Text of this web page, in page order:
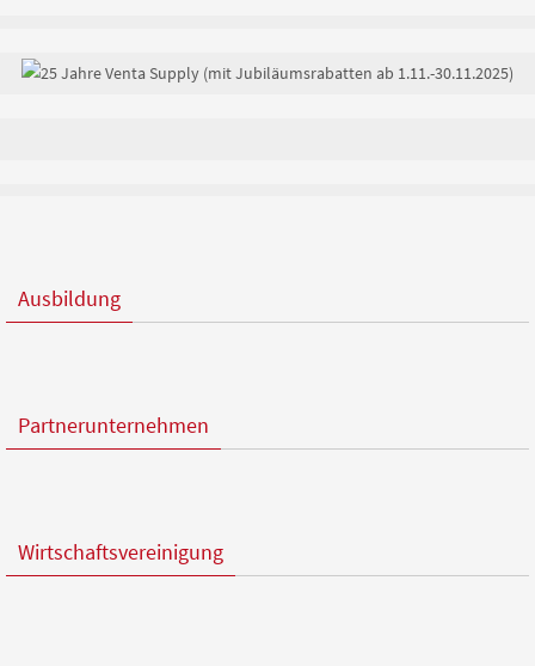
Ausbildung
Partnerunternehmen
Wirtschaftsvereinigung